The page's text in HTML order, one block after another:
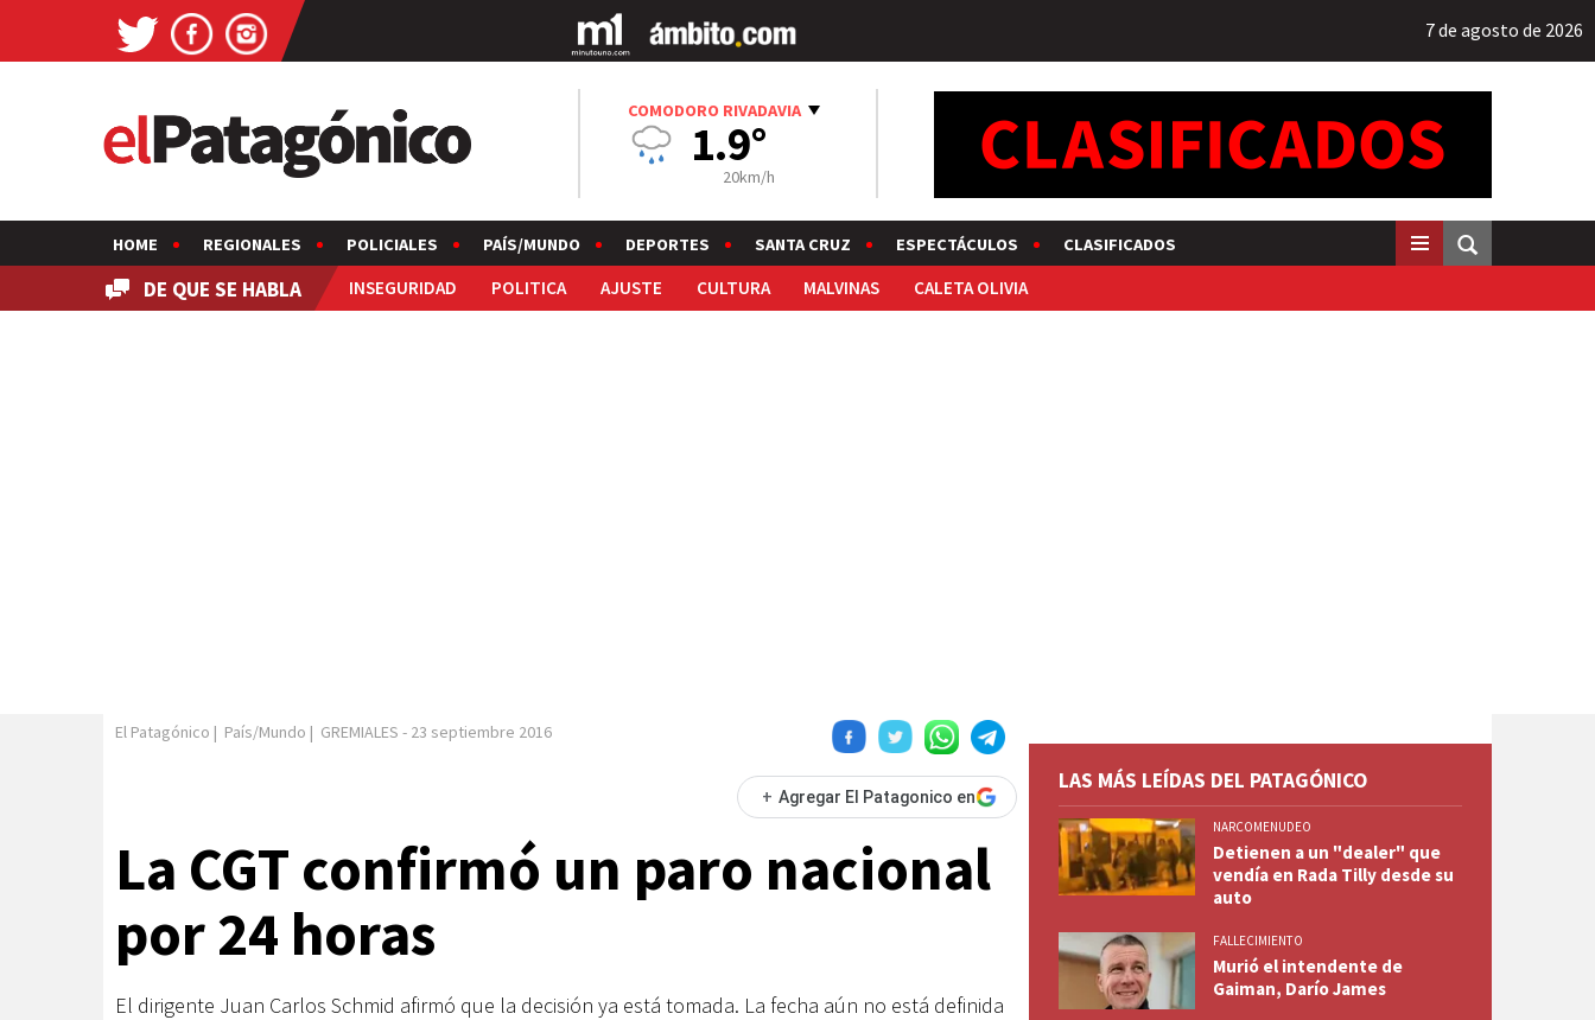
7 de agosto de 2026
COMODORO RIVADAVIA
1.9°
20km/h
HOME REGIONALES POLICIALES PAÍS/MUNDO DEPORTES SANTA CRUZ ESPECTÁCULOS CLASIFICADOS
DE QUE SE HABLA INSEGURIDAD POLITICA AJUSTE CULTURA MALVINAS CALETA OLIVIA
El Patagónico | País/Mundo | GREMIALES - 23 septiembre 2016
+ Agregar El Patagonico en
La CGT confirmó un paro nacional
por 24 horas
El dirigente Juan Carlos Schmid afirmó que la decisión ya está tomada. La fecha aún no está definida
LAS MÁS LEÍDAS DEL PATAGÓNICO
NARCOMENUDEO
Detienen a un "dealer" que
vendía en Rada Tilly desde su
auto
FALLECIMIENTO
Murió el intendente de
Gaiman, Darío James